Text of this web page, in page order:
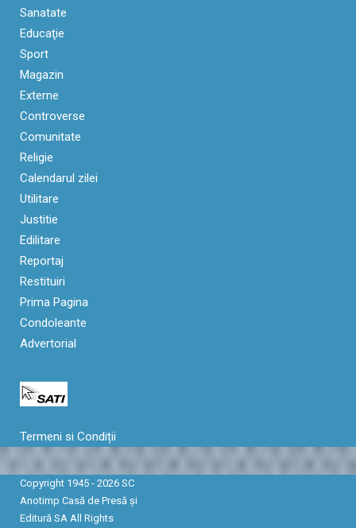
Sanatate
Educaţie
Sport
Magazin
Externe
Controverse
Comunitate
Religie
Calendarul zilei
Utilitare
Justitie
Edilitare
Reportaj
Restituiri
Prima Pagina
Condoleante
Advertorial
Termeni si Condiții
Copyright 1945 - 2026 SC
Anotimp Casă de Presă şi
Editură SA All Rights